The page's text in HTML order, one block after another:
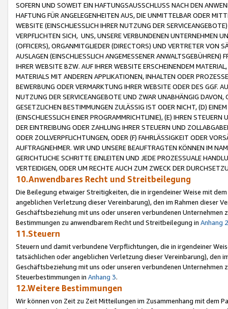
SOFERN UND SOWEIT EIN HAFTUNGSAUSSCHLUSS NACH DEN
HAFTUNG FÜR ANGELEGENHEITEN AUS, DIE UNMITTELBAR ODER
WEBSITE (EINSCHLIESSLICH IHRER NUTZUNG DER
VERPFLICHTEN SICH, UNS, UNSERE VERBUNDENEN UNTERNEHMEN
(OFFICERS), ORGANMITGLIEDER (DIRECTORS) UND VERTRETER VON
AUSLAGEN (EINSCHLIESSLICH ANGEMESSENER
IHRER WEBSITE BZW. AUF IHRER WEBSITE ERSCHEINENDEM
MATERIALS MIT ANDEREN APPLIKATIONEN, INHALTEN ODER
BEWERBUNG ODER VERMARKTUNG IHRER WEBSITE ODER DES GGF.
NUTZUNG DER SERVICEANGEBOTE UND ZWAR UNABHÄNGIG
GESETZLICHEN BESTIMMUNGEN ZULÄSSIG IST ODER NICHT, (D)
(EINSCHLIESSLICH EINER PROGRAMMRICHTLINIE), (E) IHREN
DER EINTREIBUNG ODER ZAHLUNG IHRER STEUERN UND
ODER ZOLLVERPFLICHTUNGEN, ODER (F) FAHRLÄSSIGKEIT ODER
AUFTRAGNEHMER. WIR UND UNSERE BEAUFTRAGTEN KÖNNEN IM
GERICHTLICHE SCHRITTE EINLEITEN UND JEDE PROZESSUALE
VERTEIDIGEN, ODER UM RECHTE AUCH ZUM ZWECK DER
10.Anwendbares Recht und Streitbeilegung
Die Beilegung etwaiger Streitigkeiten, die in irgendeiner Weise mit
angeblichen Verletzung dieser Vereinbarung), den im Rahmen dieser
Geschäftsbeziehung mit uns oder unseren verbundenen
Bestimmungen zu anwendbarem Recht und Streitbeilegung in Anhang 2
11.Steuern
Steuern und damit verbundene Verpflichtungen, die in irgendeiner
tatsächlichen oder angeblichen Verletzung dieser Vereinbarung), den
Geschäftsbeziehung mit uns oder unseren verbundenen
Steuerbestimmungen in Anhang 3.
12.Weitere Bestimmungen
Wir können von Zeit zu Zeit Mitteilungen im Zusammenhang mit dem